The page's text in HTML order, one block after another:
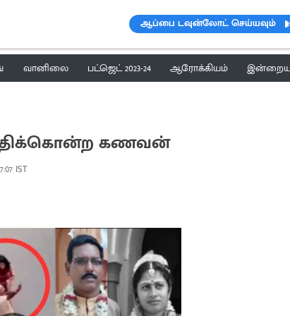
ஆப்பை டவுன்லோட் செய்யவும்
வானிலை பட்ஜெட் 2023-24 ஆரோக்கியம் இன்றைய
கணவன்
IST